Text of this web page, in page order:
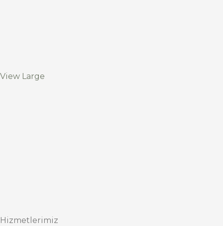
View Large
Hizmetlerimiz